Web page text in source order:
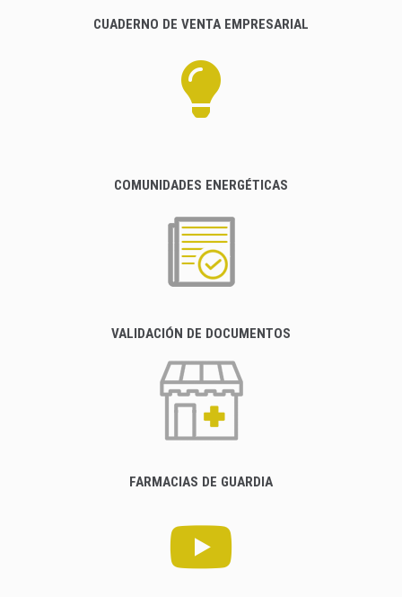
CUADERNO DE VENTA EMPRESARIAL
COMUNIDADES ENERGÉTICAS
VALIDACIÓN DE DOCUMENTOS
FARMACIAS DE GUARDIA